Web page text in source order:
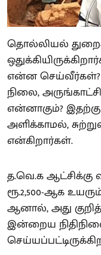
தொல்லியல்
என்ன
நிலை,
என்னாகும்?
அளிக்காமல்,
என்கிறார்கள்.
த.வெ.க
ரூ.2,500-ஆக
ஆனால், அது
இன்றைய